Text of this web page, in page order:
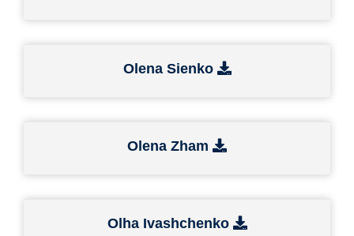
Olena Sienko
Olena Zham
Olha Ivashchenko